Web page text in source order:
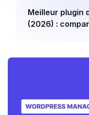
Meilleur plugin
(2026) :